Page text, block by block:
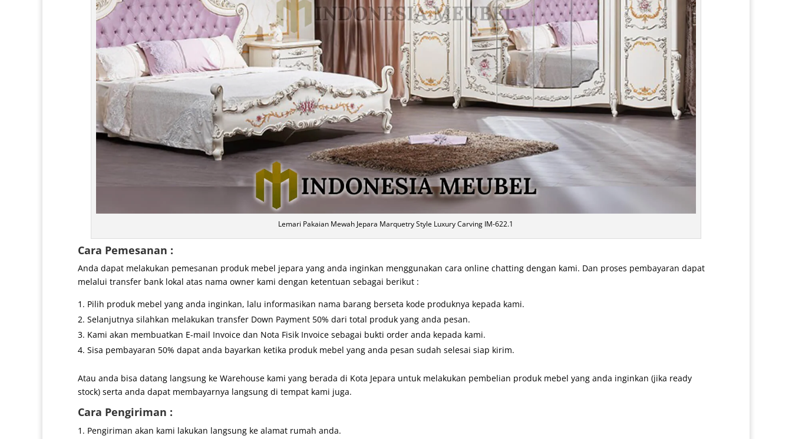
Lemari Pakaian Mewah Jepara Marquetry Style Luxury Carving IM-622.1
Cara Pemesanan :
Anda dapat melakukan pemesanan produk mebel jepara yang anda inginkan menggunakan cara online chatting dengan kami. Dan proses pembayaran dapat
melalui transfer bank lokal atas nama owner kami dengan ketentuan sebagai berikut :
Pilih produk mebel yang anda inginkan, lalu informasikan nama barang berseta kode produknya kepada kami.
Selanjutnya silahkan melakukan transfer Down Payment 50% dari total produk yang anda pesan.
Kami akan membuatkan E-mail Invoice dan Nota Fisik Invoice sebagai bukti order anda kepada kami.
Sisa pembayaran 50% dapat anda bayarkan ketika produk mebel yang anda pesan sudah selesai siap kirim.
Atau anda bisa datang langsung ke Warehouse kami yang berada di Kota Jepara untuk melakukan pembelian produk mebel yang anda inginkan (jika ready
stock) serta anda dapat membayarnya langsung di tempat kami juga.
Cara Pengiriman :
Pengiriman akan kami lakukan langsung ke alamat rumah anda.